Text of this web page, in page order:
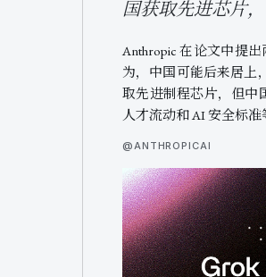
国获取先进芯片
Anthropic 在论文中提
为，中国可能后来居上
取先进制程芯片，但中
人才流动和 AI 安全标
@ANTHROPICAI